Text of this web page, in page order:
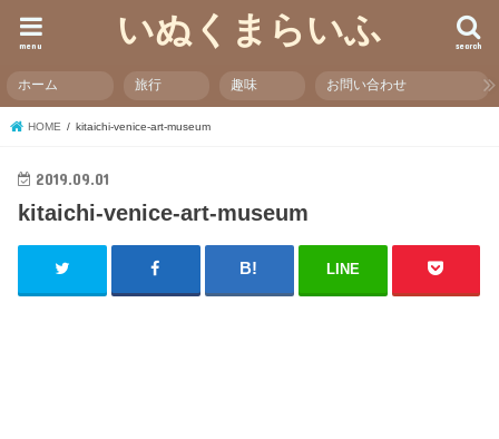
いぬくまらいふ search
menu
ホーム 旅行 趣味 お問い合わせ
HOME kitaichi-venice-art-museum
2019.09.01
kitaichi-venice-art-museum
LINE